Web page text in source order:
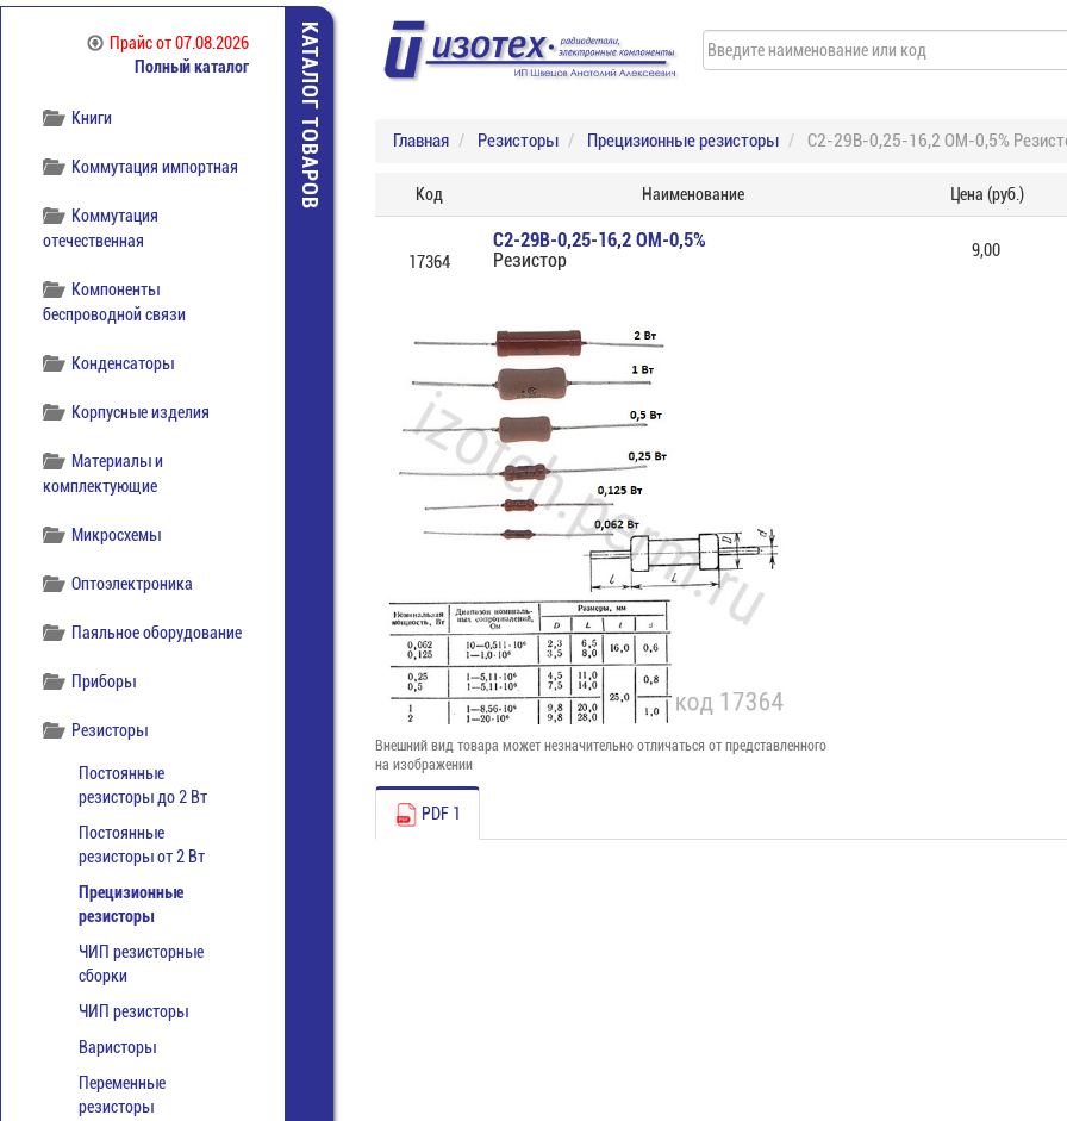
Прайсот 07.08.2026
Полный каталог
Кабельная продукция
Книги
Коммутация импортная
Коммутация
отечественная
Компоненты
беспроводной связи
Конденсаторы
Корпусные изделия
Материалы и
комплектующие
Микросхемы
Оптоэлектроника
Паяльное оборудование
Приборы
Резисторы
Постоянные
резисторы до 2 Вт
Постоянные
резисторы от 2 Вт
Прецизионные
резисторы
ЧИП резисторные
сборки
ЧИП резисторы
Варисторы
Переменные
резисторы
КАТАЛОГ ТОВАРОВ Главная Резисторы Прецизионные резисторы С2-29В-0,25-16,2 ОМ-0,5%
Код Наименование Цена (руб.)
17364
С2-29В-0,25-16,2 ОМ-0,5%
Резистор
9,00
Внешний вид товара может незначительно отличаться от представленного
на изображении
PDF 1